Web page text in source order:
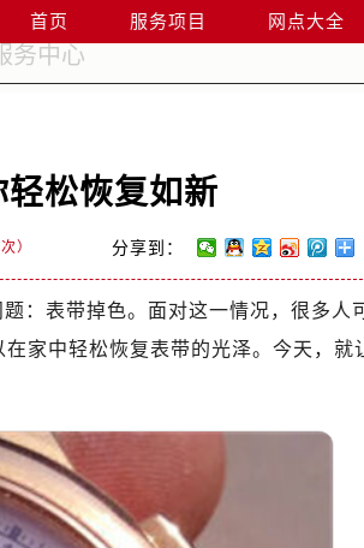
首页 服务项目 网点大全
松恢复如新
次） 分享到：
：表带掉色。面对这一情况，很多人
家中轻松恢复表带的光泽。今天，就